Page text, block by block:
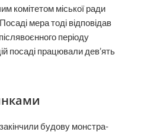
комітетом міської ради
мера тоді відповідав
періоду
посаді працювали дев’ять
будову монстра-